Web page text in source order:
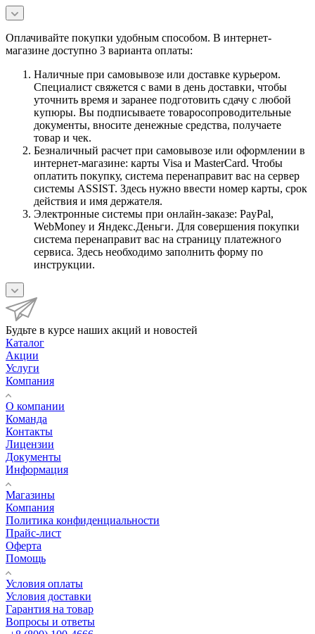
Оплачивайте покупки удобным способом. В интернет-
магазине доступно 3 варианта оплаты:
Наличные при самовывозе или доставке курьером.
Специалист свяжется с вами в день доставки, чтобы
уточнить время и заранее подготовить сдачу с любой
купюры. Вы подписываете товаросопроводительные
документы, вносите денежные средства, получаете
товар и чек.
Безналичный расчет при самовывозе или оформлении в
интернет-магазине: карты Visa и MasterCard. Чтобы
оплатить покупку, система перенаправит вас на сервер
системы ASSIST. Здесь нужно ввести номер карты, срок
действия и имя держателя.
Электронные системы при онлайн-заказе: PayPal,
WebMoney и Яндекс.Деньги. Для совершения покупки
система перенаправит вас на страницу платежного
сервиса. Здесь необходимо заполнить форму по
инструкции.
Будьте в курсе наших акций и новостей
Каталог
Акции
Услуги
Компания
О компании
Команда
Контакты
Лицензии
Документы
Информация
Магазины
Компания
Политика конфиденциальности
Прайс-лист
Оферта
Помощь
Условия оплаты
Условия доставки
Гарантия на товар
Вопросы и ответы